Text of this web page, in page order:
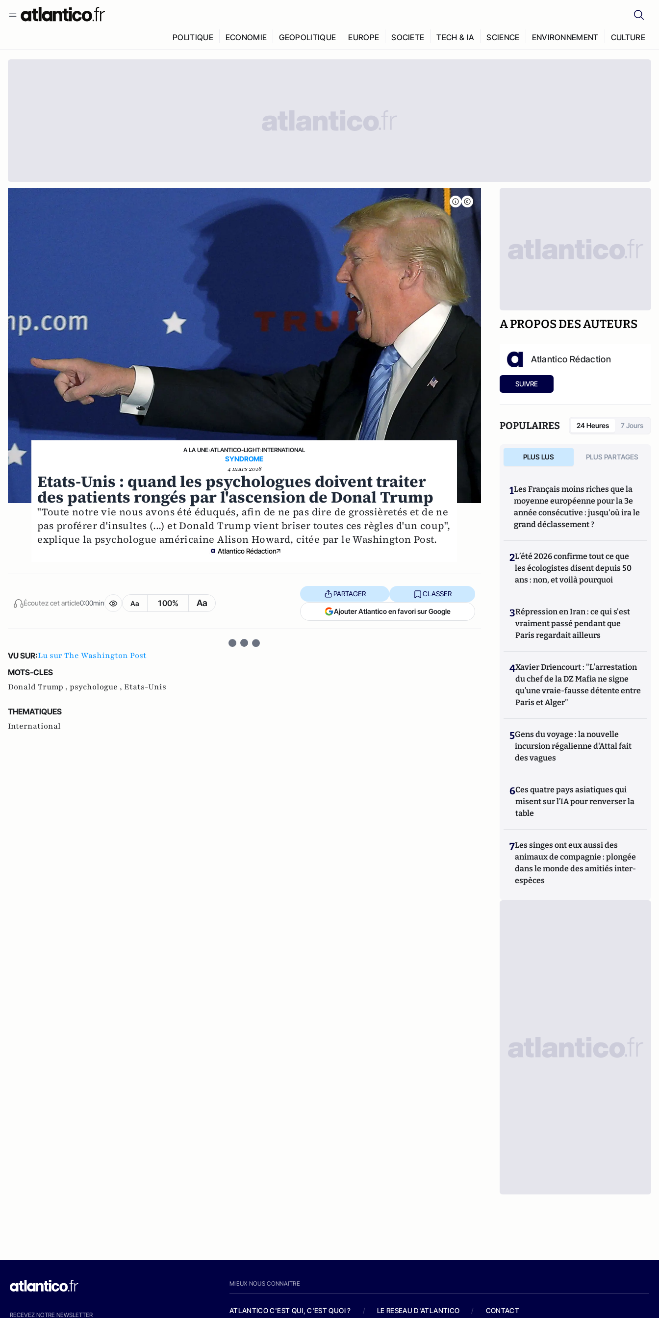
POLITIQUE ECONOMIE GEOPOLITIQUE EUROPE SOCIETE TECH & IA SCIENCE ENVIRONNEMENT CULTURE
A LA UNE›ATLANTICO-LIGHT›INTERNATIONAL
SYNDROME
4 mars 2016
Etats-Unis : quand les psychologues doivent traiter
des patients rongés par l'ascension de Donal Trump
"Toute notre vie nous avons été éduqués, afin de ne pas dire de grossièretés et de ne
pas proférer d'insultes (...) et Donald Trump vient briser toutes ces règles d'un coup",
explique la psychologue américaine Alison Howard, citée par le Washington Post.
Atlantico Rédaction
Écoutez cet article0:00min Aa 100% Aa
PARTAGER CLASSER
Ajouter Atlantico en favori sur Google
VU SUR:Lu sur The Washington Post
MOTS-CLES
Donald Trump , psychologue , Etats-Unis
THEMATIQUES
International
A PROPOS DES AUTEURS
Atlantico Rédaction
SUIVRE
POPULAIRES 24 Heures 7 Jours
PLUS LUS PLUS PARTAGES
1Les Français moins riches que la
moyenne européenne pour la 3e
année consécutive : jusqu'où ira le
grand déclassement ?
2L’été 2026 confirme tout ce que
les écologistes disent depuis 50
ans : non, et voilà pourquoi
3Répression en Iran : ce qui s'est
vraiment passé pendant que
Paris regardait ailleurs
4Xavier Driencourt : "L’arrestation
du chef de la DZ Mafia ne signe
qu’une vraie-fausse détente entre
Paris et Alger"
5Gens du voyage : la nouvelle
incursion régalienne d'Attal fait
des vagues
6Ces quatre pays asiatiques qui
misent sur l’IA pour renverser la
table
7Les singes ont eux aussi des
animaux de compagnie : plongée
dans le monde des amitiés inter-
espèces
RECEVEZ NOTRE NEWSLETTER
MIEUX NOUS CONNAITRE
ATLANTICO C'EST QUI, C'EST QUOI ? / LE RESEAU D'ATLANTICO / CONTACT